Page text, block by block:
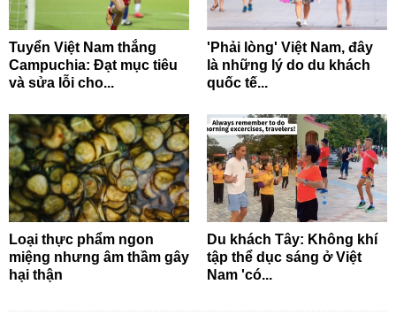
Tuyển Việt Nam thắng
Campuchia: Đạt mục tiêu
và sửa lỗi cho...
'Phải lòng' Việt Nam, đây
là những lý do du khách
quốc tế...
Loại thực phẩm ngon
miệng nhưng âm thầm gây
hại thận
Du khách Tây: Không khí
tập thể dục sáng ở Việt
Nam 'có...